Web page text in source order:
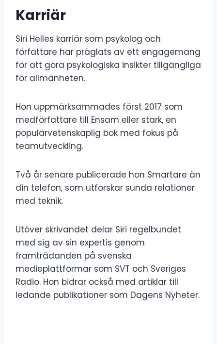
Karriär
Siri Helles karriär som psykolog och
författare har präglats av ett engagemang
för att göra psykologiska insikter tillgängliga
för allmänheten.
Hon uppmärksammades först 2017 som
medförfattare till Ensam eller stark, en
populärvetenskaplig bok med fokus på
teamutveckling.
Två år senare publicerade hon Smartare än
din telefon, som utforskar sunda relationer
med teknik.
Utöver skrivandet delar Siri regelbundet
med sig av sin expertis genom
framträdanden på svenska
medieplattformar som SVT och Sveriges
Radio. Hon bidrar också med artiklar till
ledande publikationer som Dagens Nyheter.